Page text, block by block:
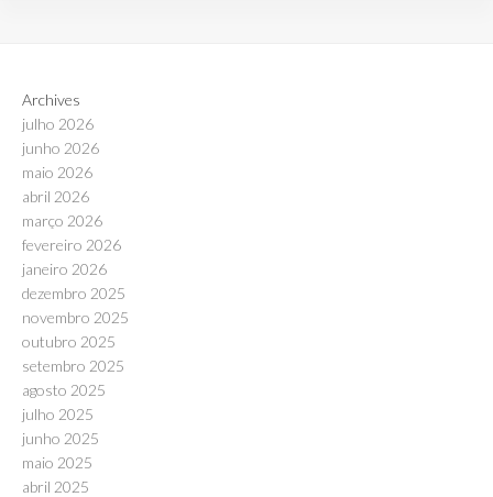
Archives
julho 2026
junho 2026
maio 2026
abril 2026
março 2026
fevereiro 2026
janeiro 2026
dezembro 2025
novembro 2025
outubro 2025
setembro 2025
agosto 2025
julho 2025
junho 2025
maio 2025
abril 2025